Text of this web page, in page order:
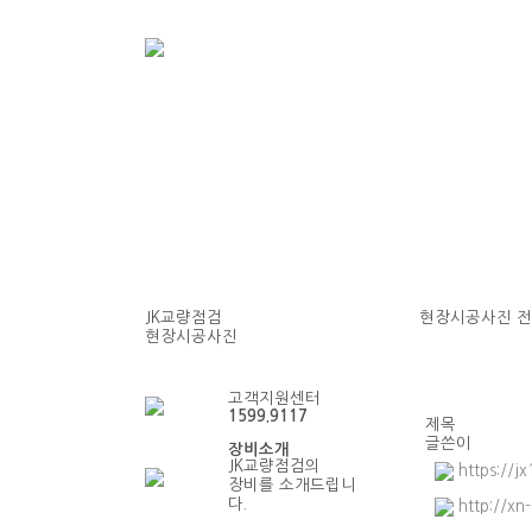
JK교량점검
현장시공사진
고객지원센터
1599.9117
장비소개
JK교량점검의
장비를 소개드립니
다.
현장시공사진
제목
글쓴이
https://
http://